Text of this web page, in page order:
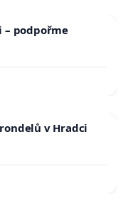
– podpořme
v Hradci